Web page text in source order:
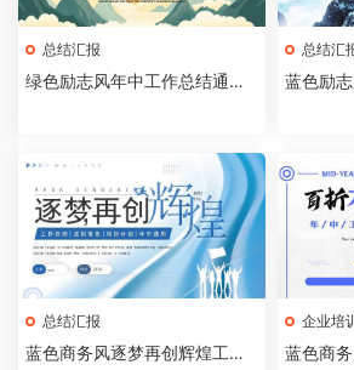
总结汇报
绿色励志风年中工作总结通用P
总结汇
蓝色励
总结汇报
蓝色商务风逐梦再创辉煌工作
企业培
蓝色商